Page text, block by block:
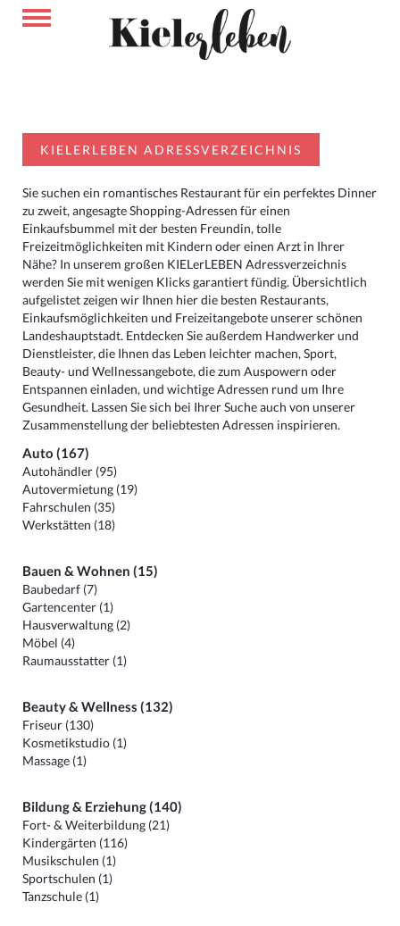
KIELERLEBEN ADRESSVERZEICHNIS
Sie suchen ein romantisches Restaurant für ein perfektes Dinner
zu zweit, angesagte Shopping-Adressen für einen
Einkaufsbummel mit der besten Freundin, tolle
Freizeitmöglichkeiten mit Kindern oder einen Arzt in Ihrer
Nähe? In unserem großen KIELerLEBEN Adressverzeichnis
werden Sie mit wenigen Klicks garantiert fündig. Übersichtlich
aufgelistet zeigen wir Ihnen hier die besten Restaurants,
Einkaufsmöglichkeiten und Freizeitangebote unserer schönen
Landeshauptstadt. Entdecken Sie außerdem Handwerker und
Dienstleister, die Ihnen das Leben leichter machen, Sport,
Beauty- und Wellnessangebote, die zum Auspowern oder
Entspannen einladen, und wichtige Adressen rund um Ihre
Gesundheit. Lassen Sie sich bei Ihrer Suche auch von unserer
Zusammenstellung der beliebtesten Adressen inspirieren.
Auto (167)
Autohändler (95)
Autovermietung (19)
Fahrschulen (35)
Werkstätten (18)
Bauen & Wohnen (15)
Baubedarf (7)
Gartencenter (1)
Hausverwaltung (2)
Möbel (4)
Raumausstatter (1)
Beauty & Wellness (132)
Friseur (130)
Kosmetikstudio (1)
Massage (1)
Bildung & Erziehung (140)
Fort- & Weiterbildung (21)
Kindergärten (116)
Musikschulen (1)
Sportschulen (1)
Tanzschule (1)